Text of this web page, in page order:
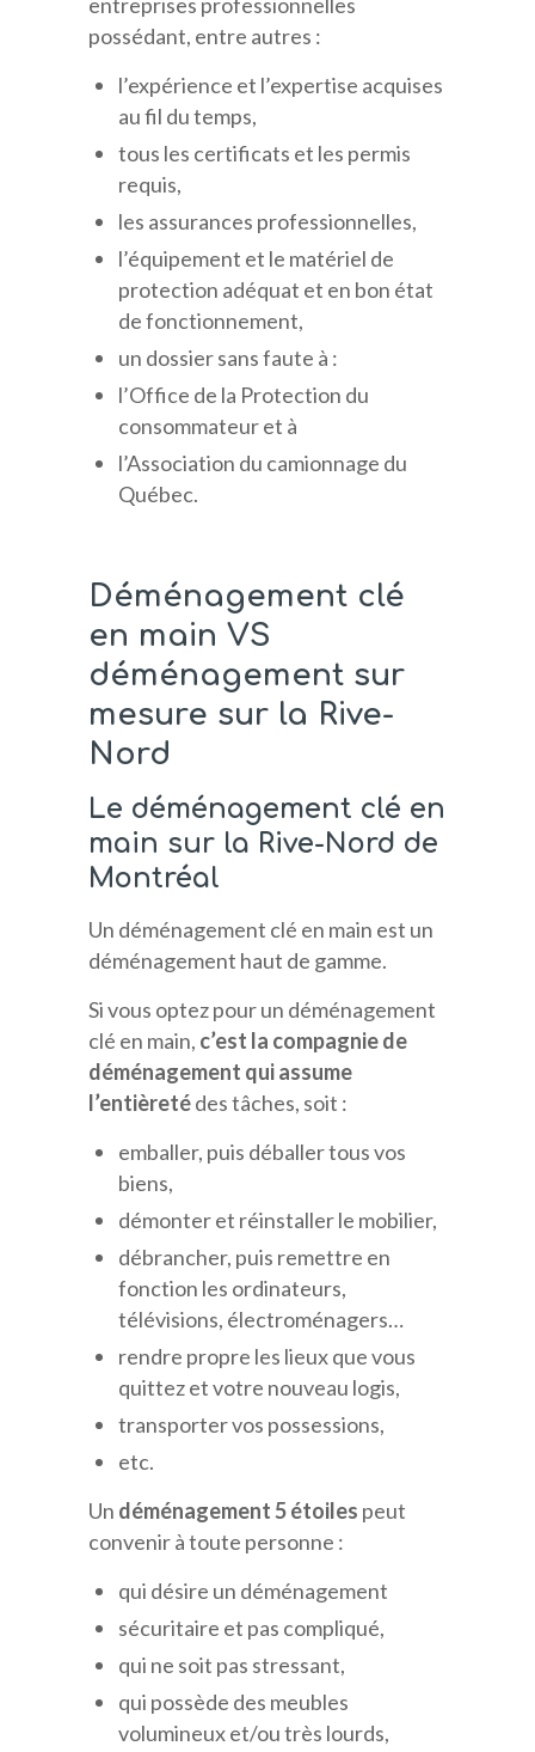
possédant, entre autres :
l’expérience et l’expertise acquises
au fil du temps,
tous les certificats et les permis
requis,
les assurances professionnelles,
l’équipement et le matériel de
protection adéquat et en bon état
de fonctionnement,
un dossier sans faute à :
l’Office de la Protection du
consommateur et à
l’Association du camionnage du
Québec.
Déménagement clé
en main VS
déménagement sur
mesure sur la Rive-
Nord
Le déménagement clé en
main sur la Rive-Nord de
Montréal
Un déménagement clé en main est un
déménagement haut de gamme.
Si vous optez pour un déménagement
clé en main, c’est la compagnie de
déménagement qui assume
l’entièretédes tâches, soit :
emballer, puis déballer tous vos
biens,
démonter et réinstaller le mobilier,
débrancher, puis remettre en
fonction les ordinateurs,
télévisions, électroménagers…
rendre propre les lieux que vous
quittez et votre nouveau logis,
transporter vos possessions,
etc.
Un déménagement 5 étoiles peut
convenir à toute personne :
qui désire un déménagement
sécuritaire et pas compliqué,
qui ne soit pas stressant,
qui possède des meubles
volumineux et/ou très lourds,